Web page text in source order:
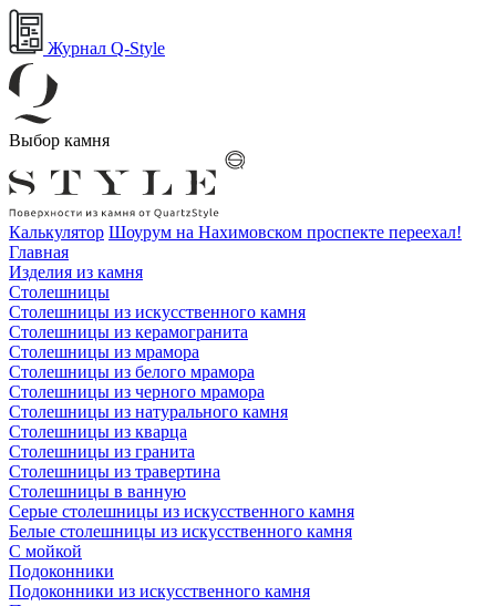
Журнал Q-Style
Выбор камня
Калькулятор Шоурум на Нахимовском проспекте переехал!
Главная
Изделия из камня
Столешницы
Столешницы из искусственного камня
Столешницы из керамогранита
Столешницы из мрамора
Столешницы из белого мрамора
Столешницы из черного мрамора
Столешницы из натурального камня
Столешницы из кварца
Столешницы из гранита
Столешницы из травертина
Столешницы в ванную
Серые столешницы из искусственного камня
Белые столешницы из искусственного камня
С мойкой
Подоконники
Подоконники из искусственного камня